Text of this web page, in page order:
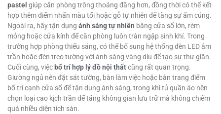
pastel giúp căn phòng trông thoáng đãng hơn, đồng thời có thể kết
hợp thêm điểm nhấn màu tối hoặc gỗ tự nhiên để tăng sự ấm cúng.
Ngoài ra, hãy tận dụng ánh sáng tự nhiên bằng cửa sổ lớn, rèm
mỏng hoặc cửa kính để căn phòng luôn tràn ngập sinh khí. Trong
trường hợp phòng thiếu sáng, có thể bổ sung hệ thống đèn LED âm
trần hoặc đèn treo tường với ánh sáng vàng dịu để tạo sự thư giãn.
Cuối cùng, việc bố trí hợp lý đồ nội thấtcũng rất quan trọng.
Giường ngủ nên đặt sát tường, bàn làm việc hoặc bàn trang điểm
bố trí cạnh cửa sổ để tận dụng ánh sáng, trong khi tủ quần áo nên
chọn loại cao kịch trần để tăng không gian lưu trữ mà không chiếm
quá nhiều diện tích sàn.